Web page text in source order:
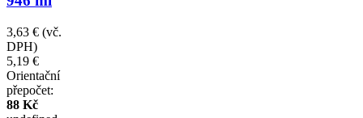
3,63 € (vč.
DPH)
5,19 €
Orientační
přepočet:
88 Kč